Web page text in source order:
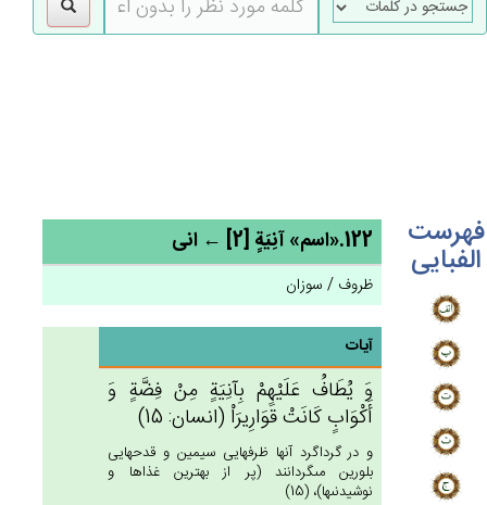
فهرست
الفبایی 122.«اسم» آنِيَة‌ٍ [2] ← انی
ظروف / سوزان
آیات
وَ يُطَاف‌ُ عَلَيْهِمْ‌ بِآنِيَة‌ٍ مِنْ فِضَّة‌ٍ وَ
أَكْوَاب‌ٍ كَانَت‌ْ قَوَارِيرَاْ (انسان: 15)
و در گرداگرد آنها ظرفهايى سيمين و قدحهايى
بلورين مى‏گردانند (پر از بهترين غذاها و
نوشيدنى‏ها)، (15)